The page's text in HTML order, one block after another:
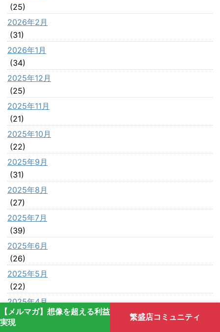
【メルマガ】想像を超える利益
実現
繁盛店コミュニティ
(25)
2026年2月
(31)
2026年1月
(34)
2025年12月
(25)
2025年11月
(21)
2025年10月
(22)
2025年9月
(31)
2025年8月
(27)
2025年7月
(39)
2025年6月
(26)
2025年5月
(22)
2025年4月
(24)
2025年3月